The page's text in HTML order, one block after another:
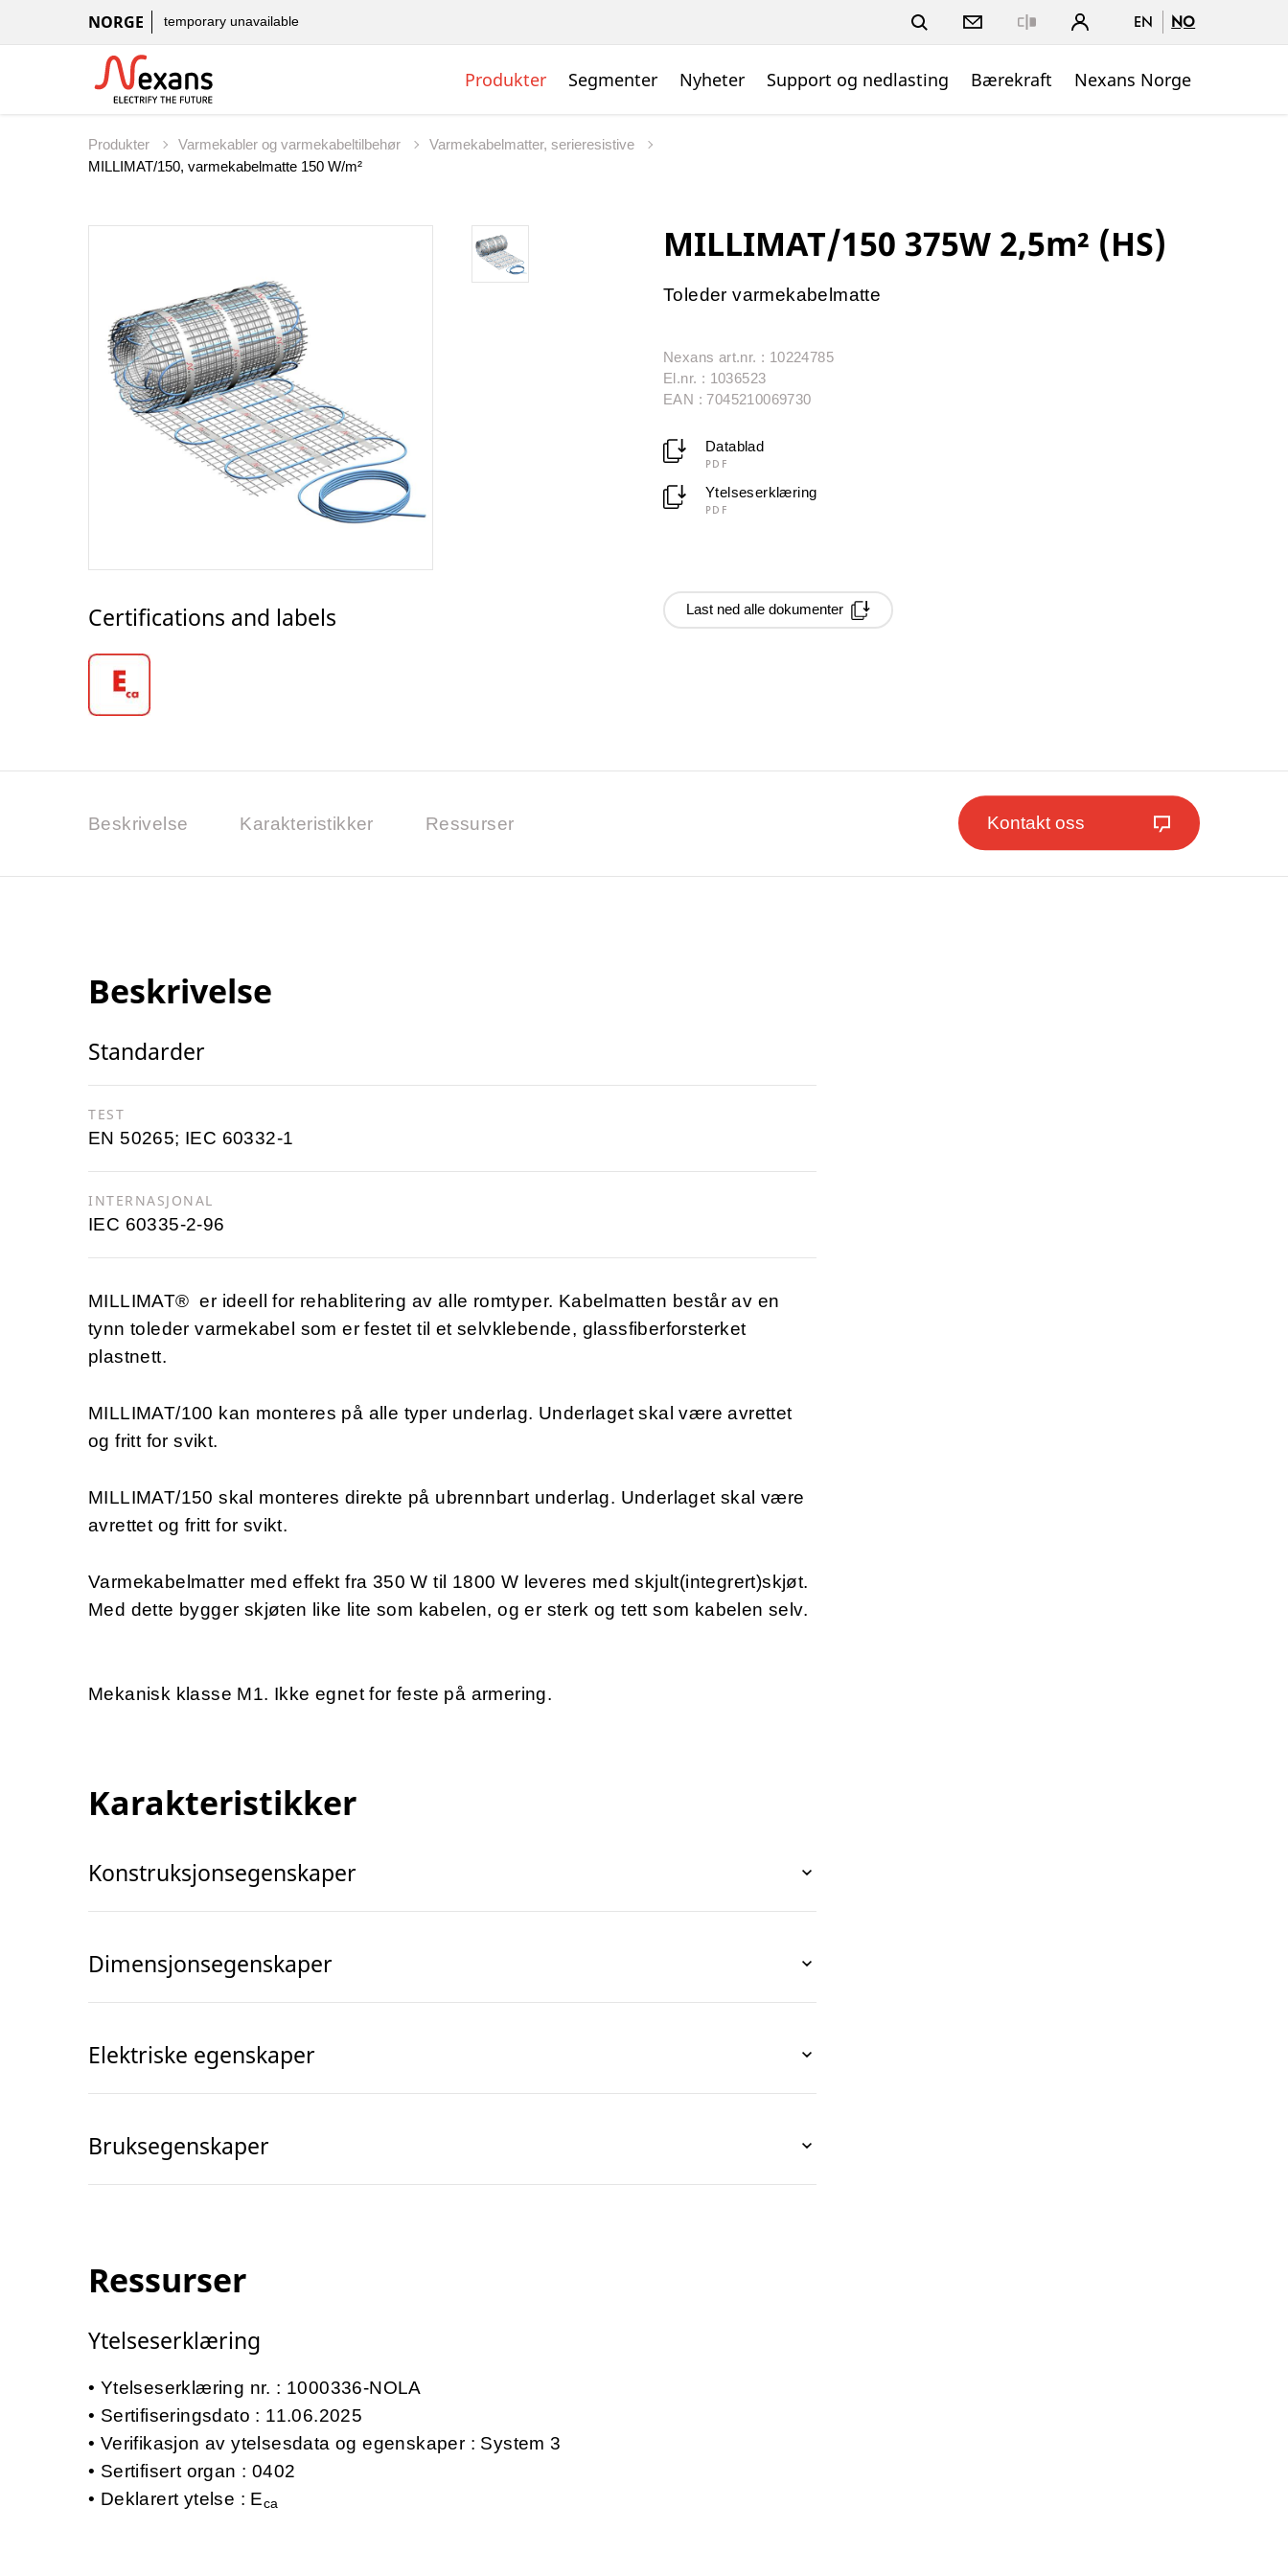
NORGE temporary unavailable EN NO
Produkter Segmenter Nyheter Support og nedlasting Bærekraft Nexans Norge
Produkter Varmekabler og varmekabeltilbehør
Varmekabelmatter, serieresistive
MILLIMAT/150, varmekabelmatte 150 W/m²
Certifications and labels
MILLIMAT/150 375W 2,5m² (HS)
Toleder varmekabelmatte
Nexans art.nr. : 10224785
El.nr. : 1036523
EAN : 7045210069730
Datablad
PDF
Ytelseserklæring
PDF
Last ned alle dokumenter
Beskrivelse Karakteristikker Ressurser Kontakt oss
Beskrivelse
Standarder
TEST
EN 50265; IEC 60332-1
INTERNASJONAL
IEC 60335-2-96
MILLIMAT® er ideell for rehablitering av alle romtyper. Kabelmatten består av en
tynn toleder varmekabel som er festet til et selvklebende, glassfiberforsterket
plastnett.
MILLIMAT/100 kan monteres på alle typer underlag. Underlaget skal være avrettet
og fritt for svikt.
MILLIMAT/150 skal monteres direkte på ubrennbart underlag. Underlaget skal være
avrettet og fritt for svikt.
Varmekabelmatter med effekt fra 350 W til 1800 W leveres med skjult(integrert)skjøt.
Med dette bygger skjøten like lite som kabelen, og er sterk og tett som kabelen selv.
Mekanisk klasse M1. Ikke egnet for feste på armering.
Karakteristikker
Konstruksjonsegenskaper
Dimensjonsegenskaper
Elektriske egenskaper
Bruksegenskaper
Ressurser
Ytelseserklæring
Ytelseserklæring nr. : 1000336-NOLA
Sertifiseringsdato : 11.06.2025
Verifikasjon av ytelsesdata og egenskaper : System 3
Sertifisert organ : 0402
Deklarert ytelse : Eca